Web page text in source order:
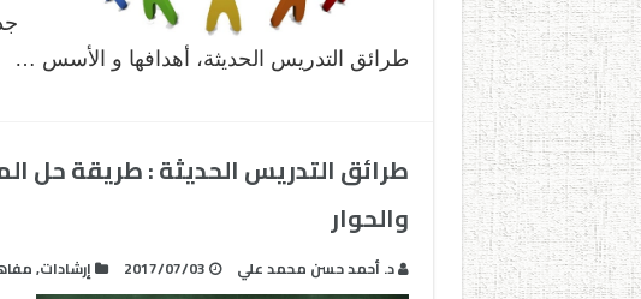
طرائق التدريس الحديثة، أهدافها و الأسس …
طرائق التدريس الحديثة : طريقة حل
والحوار
د. أحمد حسن محمد علي 2017/07/03 إرشادات,